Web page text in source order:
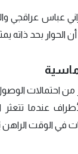
عباس عراقجي
بحد ذاته
احتمالات
عندما
في الوقت الراهن